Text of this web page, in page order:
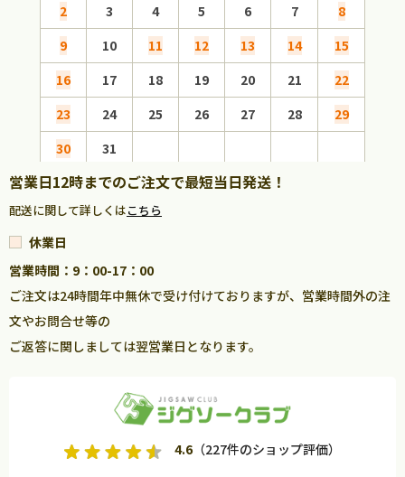
2
3 4 5 6 7
8
9
10 11 12 13 14
15
16
17 18 19 20 21
22
23
24 25 26 27 28
29
30
31
営業日12時までのご注文で最短当日発送！
配送に関して詳しくはこちら
休業日
営業時間：9：00-17：00
ご注文は24時間年中無休で受け付けておりますが、営業時間外の注
文やお問合せ等の
ご返答に関しましては翌営業日となります。
4.6（227件のショップ評価）